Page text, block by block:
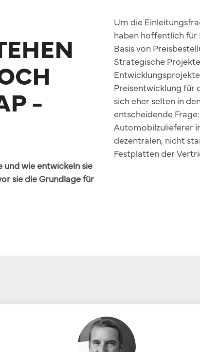
-
und wie entwickeln sie
sie die Grundlage für
Um die
haben hoffentlich für
Basis von
Strategische
Preisentwicklung für
sich eher selten in
entscheidende
Automobilzulieferer
dezentralen, nicht
Festplatten der